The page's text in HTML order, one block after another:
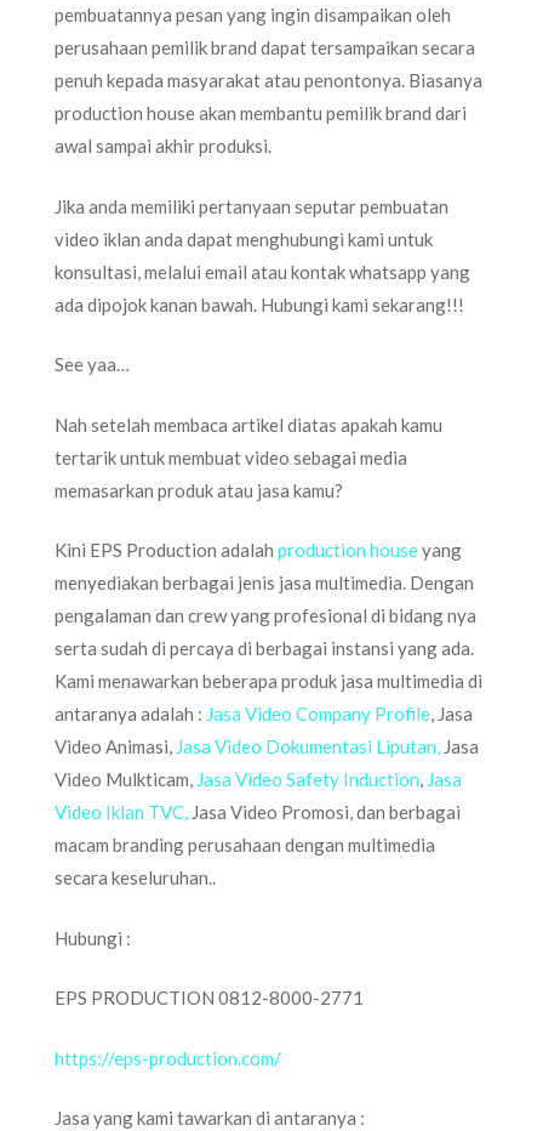
pembuatannya pesan yang ingin disampaikan oleh
perusahaan pemilik brand dapat tersampaikan secara
penuh kepada masyarakat atau penontonya. Biasanya
production house akan membantu pemilik brand dari
awal sampai akhir produksi.
Jika anda memiliki pertanyaan seputar pembuatan
video iklan anda dapat menghubungi kami untuk
konsultasi, melalui email atau kontak whatsapp yang
ada dipojok kanan bawah. Hubungi kami sekarang!!!
See yaa…
Nah setelah membaca artikel diatas apakah kamu
tertarik untuk membuat video sebagai media
memasarkan produk atau jasa kamu?
Kini EPS Production adalah production houseyang
menyediakan berbagai jenis jasa multimedia. Dengan
pengalaman dan crew yang profesional di bidang nya
serta sudah di percaya di berbagai instansi yang ada.
Kami menawarkan beberapa produk jasa multimedia di
antaranya adalah : Jasa Video Company Profile, Jasa
Video Animasi, Jasa Video Dokumentasi Liputan, Jasa
Video Mulkticam, Jasa Video Safety Induction, Jasa
Video Iklan TVC, Jasa Video Promosi, dan berbagai
macam branding perusahaan dengan multimedia
secara keseluruhan..
Hubungi :
EPS PRODUCTION 0812-8000-2771
https://eps-production.com/
Jasa yang kami tawarkan di antaranya :